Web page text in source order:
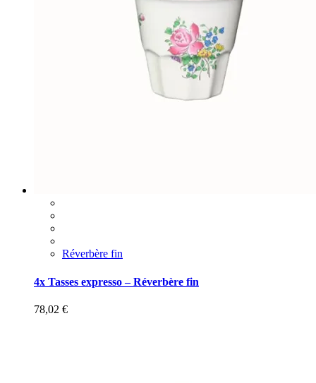
Réverbère fin
4x Tasses expresso – Réverbère fin
78,02 €